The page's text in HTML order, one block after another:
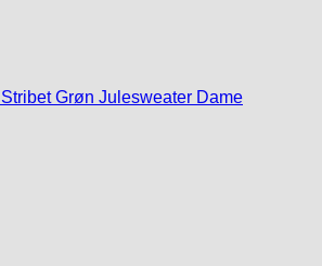
Stribet Grøn Julesweater Dame